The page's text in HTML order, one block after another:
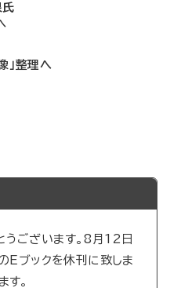
氏
」整理へ
ございます。8月12日
Eブックを休刊に致しま
す。